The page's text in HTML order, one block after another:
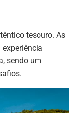
tesouro. As
sendo um